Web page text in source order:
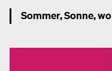
Sommer, Sonne,